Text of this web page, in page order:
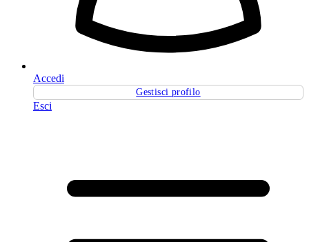
Accedi
Gestisci profilo
Esci